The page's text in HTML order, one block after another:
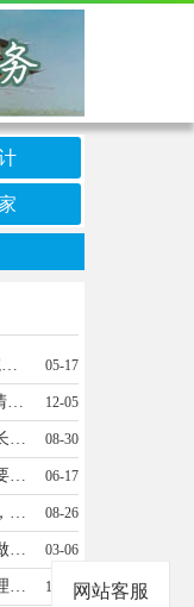
招聘日化百货业务员2名，地址新眼科医院附近，联系电话15333393788 05-17
江苏 南通 常州 安徽等年前短期工人走账清男女不限18-55周岁长年招长期工电话18932977116 12-05
招聘（灯具卫浴）安装师傅，收入稳定，长期有活儿，免费培训上岗19030194514 08-30
▇▇▇招聘市区业务，主营调味品批发，要求熟悉市场，有上进心，有赚钱欲望的优先，电话17803297110 06-17
招毛绒玩具缝纫工，年龄不限可拿回家做，联系电话:15130983020同微信 08-26
地产公司招聘保洁员，女性，45岁以下，做过保洁优先录用，2300元，公休四天，13931968418 03-06
街门道便利店麒麟汇店长期招聘收银员，理货员，小时工，电话17731911190 12-07网站客服